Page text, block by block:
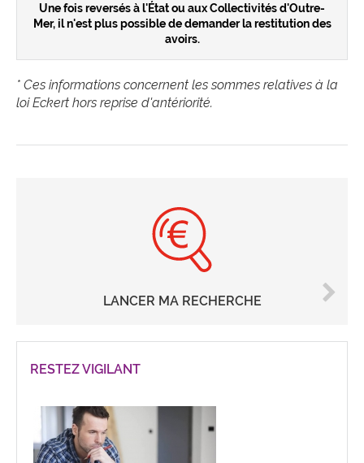
Une fois reversés à l'État ou aux Collectivités d'Outre-
Mer, il n'est plus possible de demander la restitution des
avoirs.
* Ces informations concernent les sommes relatives à la
loi Eckert hors reprise d'antériorité.
LANCER MA RECHERCHE
RESTEZ VIGILANT